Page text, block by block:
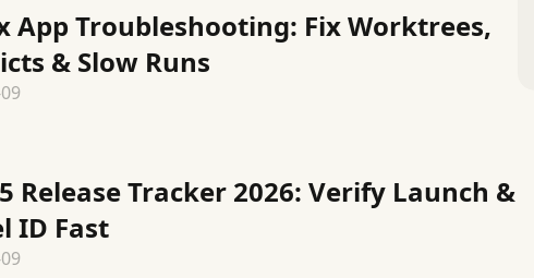
App Troubleshooting: Fix Worktrees,
& Slow Runs
Release Tracker 2026: Verify Launch &
ID Fast